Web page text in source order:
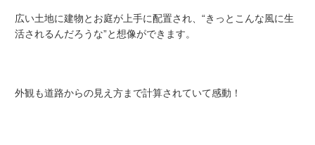
広い土地に建物とお庭が上手に配置され、“きっとこんな風に生
活されるんだろうな”と想像ができます。
外観も道路からの見え方まで計算されていて感動！